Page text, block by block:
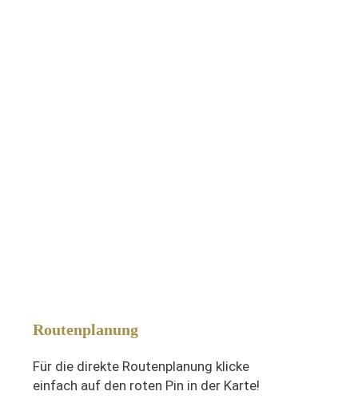
Routenplanung
Für die direkte Routenplanung klicke
einfach auf den roten Pin in der Karte!